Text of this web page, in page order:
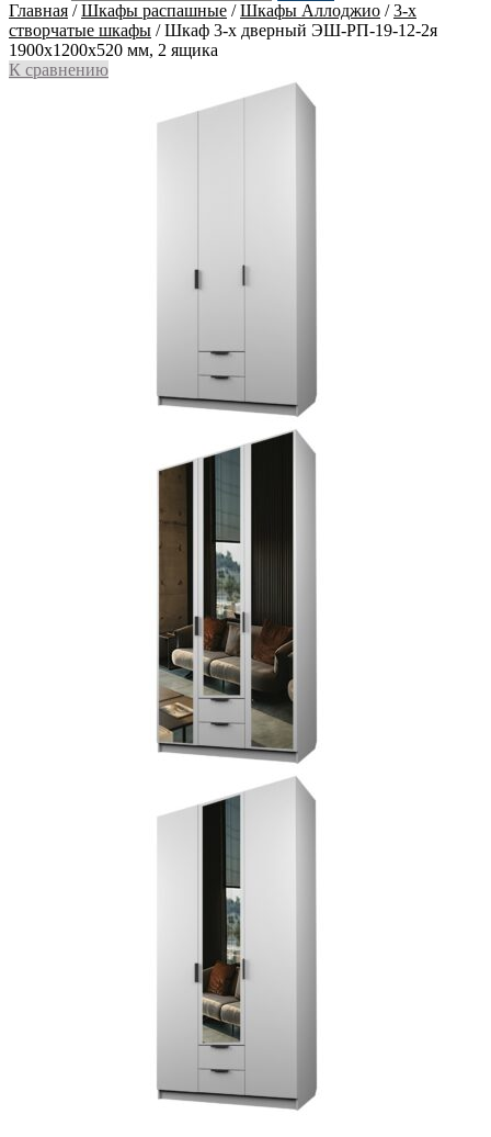
Главная /Шкафы распашные /Шкафы Аллоджио /3-х
створчатые шкафы /Шкаф 3-х дверный ЭШ-РП-19-12-2я
1900x1200x520 мм, 2 ящика
К сравнению